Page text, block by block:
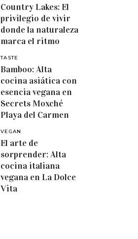
Country Lakes: El
privilegio de vivir
donde la naturaleza
marca el ritmo
TASTE
Bamboo: Alta
cocina asiática con
esencia vegana en
Secrets Moxché
Playa del Carmen
VEGAN
El arte de
sorprender: Alta
cocina italiana
vegana en La Dolce
Vita